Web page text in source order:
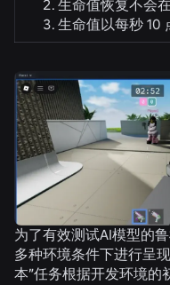
生命值恢复不会
生命值以每秒 10
为了有效测试AI模型的
多种环境条件下进行呈
本”任务根据开发环境的